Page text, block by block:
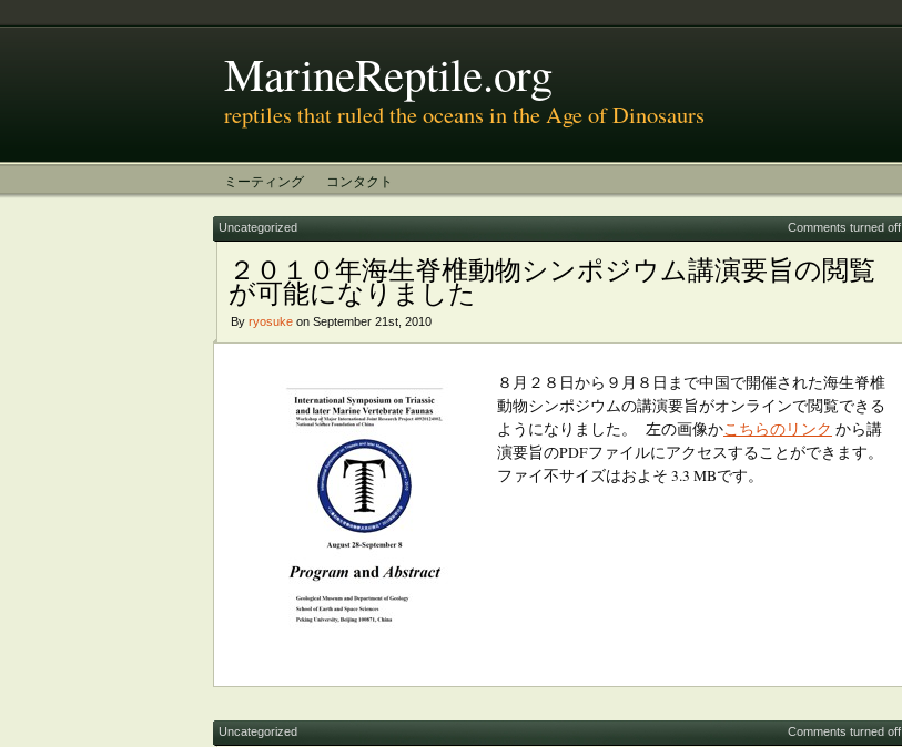
MarineReptile.org
reptiles that ruled the oceans in the Age of Dinosaurs
ミーティング コンタクト
Uncategorized Comments turned off
２０１０年海生脊椎動物シンポジウム講演要旨の閲覧
が可能になりました
By ryosuke on September 21st, 2010
８月２８日から９月８日まで中国で開催された海生脊椎
動物シンポジウムの講演要旨がオンラインで閲覧できる
ようになりました。 左の画像かこちらのリンク から講
演要旨のPDFファイルにアクセスすることができます。
ファイ不サイズはおよそ 3.3 MBです。
Uncategorized Comments turned off